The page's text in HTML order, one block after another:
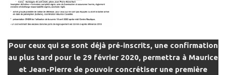
Pour ceux qui se sont déjà pré-inscrits, une confirmation
au plus tard pour le 29 février 2020, permettra à Maurice
et Jean-Pierre de pouvoir concrétiser une première